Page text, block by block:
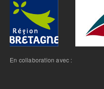
En collaboration avec :